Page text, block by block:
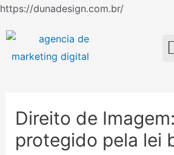
https://dunadesign.com.br/Ir
Direito de
protegido pela lei
de
Post